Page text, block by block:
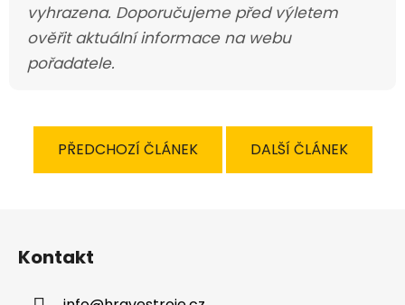
vyhrazena. Doporučujeme před výletem
ověřit aktuální informace na webu
pořadatele.
PŘEDCHOZÍ ČLÁNEK DALŠÍ ČLÁNEK
Kontakt